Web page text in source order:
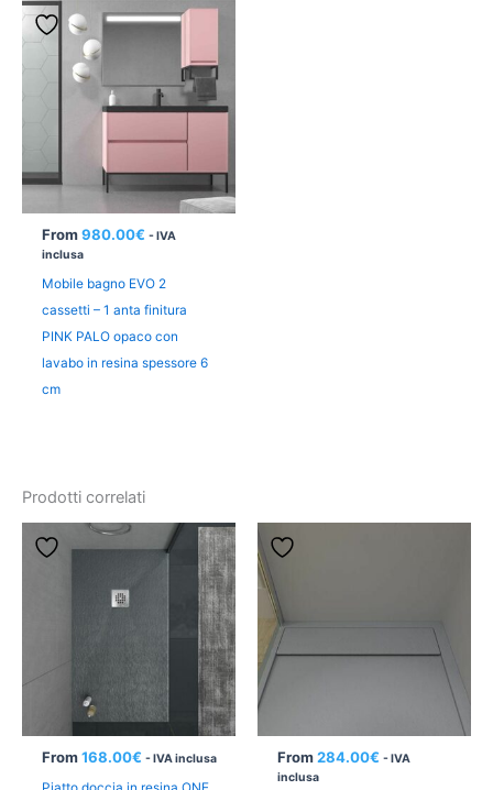
From 980.00€ - IVA
inclusa
Mobile bagno EVO 2
cassetti – 1 anta finitura
PINK PALO opaco con
lavabo in resina spessore 6
cm
Prodotti correlati
From 168.00€ - IVA inclusa From 284.00€ - IVA
inclusa